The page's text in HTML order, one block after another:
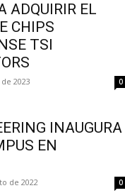
LATINOAMÉRICA
ADQUIRIR EL
CHIPS
TSI
2023 0
INAUGURA
EN
de 2022 0